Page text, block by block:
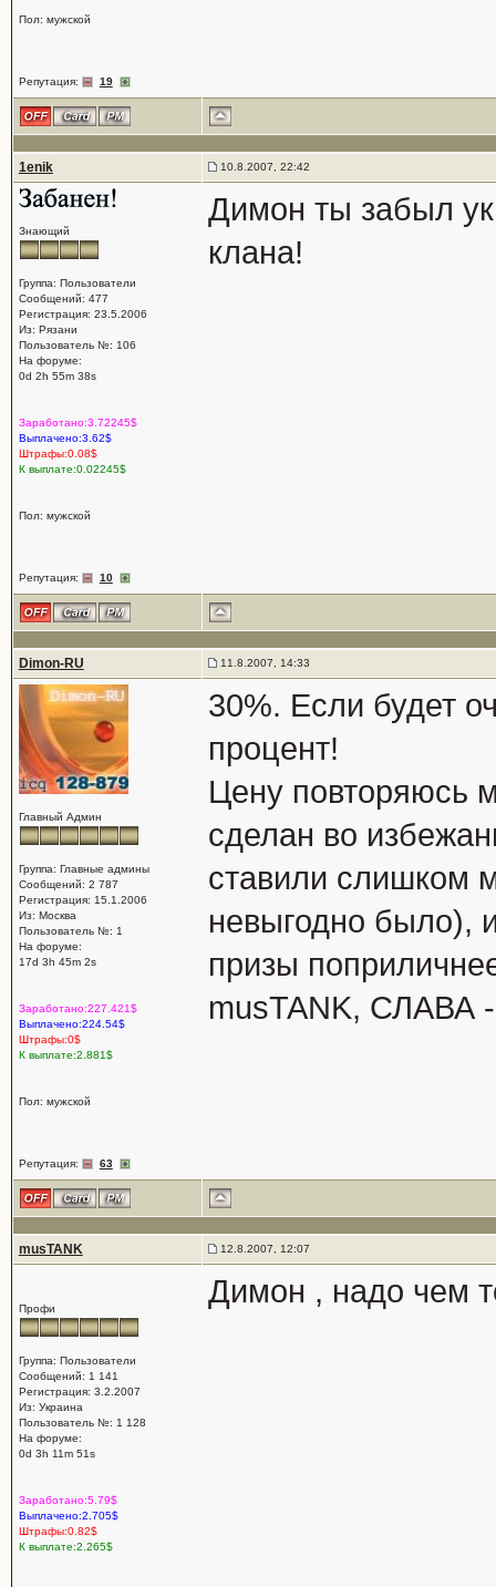
Пол: мужской
Репутация: 19
1enik 10.8.2007, 22:42
Знающий
Группа: Пользователи
Сообщений: 477
Регистрация: 23.5.2006
Из: Рязани
Пользователь №: 106
На форуме:
0d 2h 55m 38s
Заработано:3.72245$
Выплачено:3.62$
Штрафы:0.08$
К выплате:0.02245$
Пол: мужской
Репутация: 10
Димон ты забыл
клана!
Dimon-RU 11.8.2007, 14:33
Главный Админ
Группа: Главные админы
Сообщений: 2 787
Регистрация: 15.1.2006
Из: Москва
Пользователь №: 1
На форуме:
17d 3h 45m 2s
Заработано:227.421$
Выплачено:224.54$
Штрафы:0$
К выплате:2.881$
Пол: мужской
Репутация: 63
30%. Если будет
процент!
Цену повторяюсь
сделан во
ставили слишком
невыгодно было),
призы
musTANK, СЛАВА
musTANK 12.8.2007, 12:07
Профи
Группа: Пользователи
Сообщений: 1 141
Регистрация: 3.2.2007
Из: Украина
Пользователь №: 1 128
На форуме:
0d 3h 11m 51s
Заработано:5.79$
Выплачено:2.705$
Штрафы:0.82$
К выплате:2.265$
Димон , надо чем